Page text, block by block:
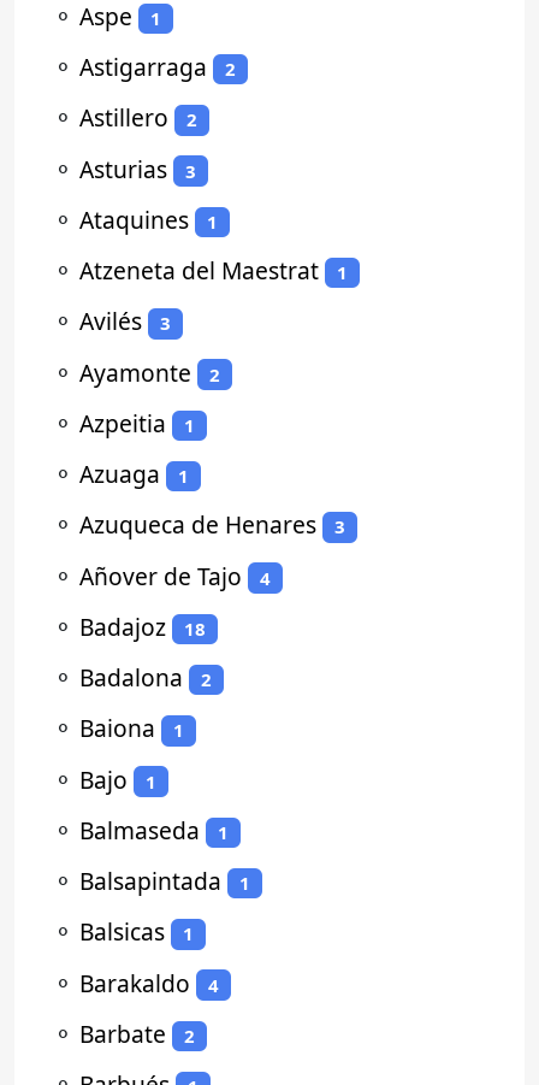
⚬ Aspe 1
⚬ Astigarraga 2
⚬ Astillero 2
⚬ Asturias 3
⚬ Ataquines 1
⚬ Atzeneta del Maestrat 1
⚬ Avilés 3
⚬ Ayamonte 2
⚬ Azpeitia 1
⚬ Azuaga 1
⚬ Azuqueca de Henares 3
⚬ Añover de Tajo 4
⚬ Badajoz 18
⚬ Badalona 2
⚬ Baiona 1
⚬ Bajo 1
⚬ Balmaseda 1
⚬ Balsapintada 1
⚬ Balsicas 1
⚬ Barakaldo 4
⚬ Barbate 2